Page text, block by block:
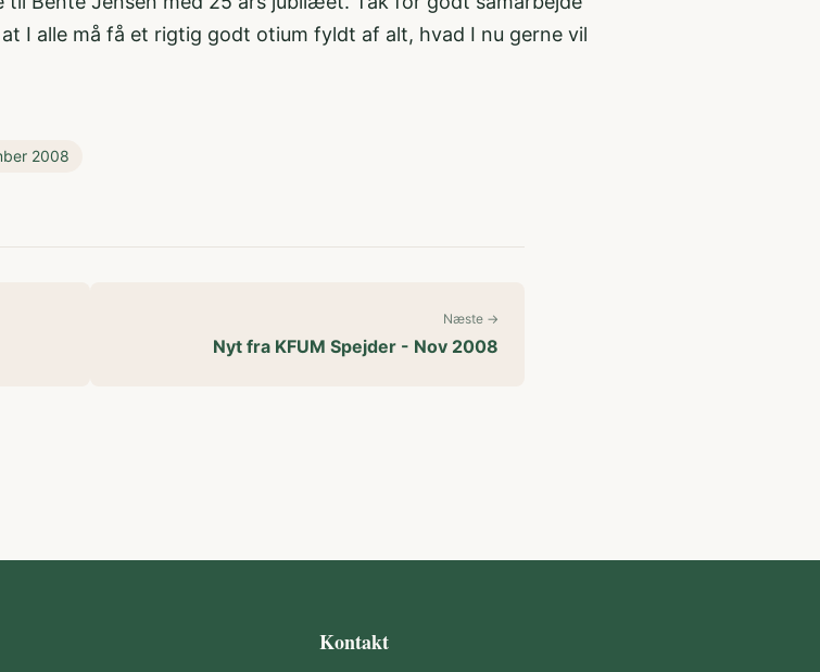
I alle må få et rigtig godt otium fyldt af alt, hvad I nu gerne vil
2008
Næste →
Nyt fra KFUM Spejder - Nov 2008
Kontakt